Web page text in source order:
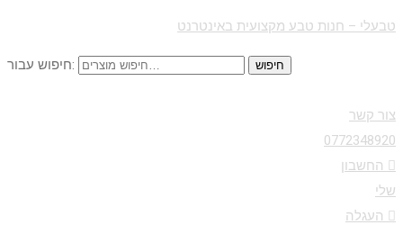
טבעלי – חנות טבע מקצועית באינטרנט
חיפוש עבור: חיפוש
צור קשר
0772348920
החשבון
שלי
העגלה